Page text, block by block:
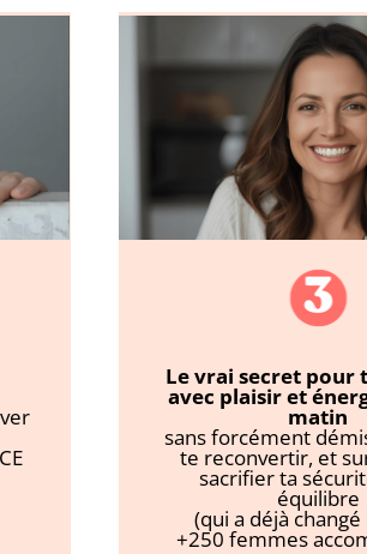
Le vrai secret pour
avec plaisir et
matin
sans forcément
te reconvertir, et
sacrifier ta
équilibre
(qui a déjà changé
+250 femmes